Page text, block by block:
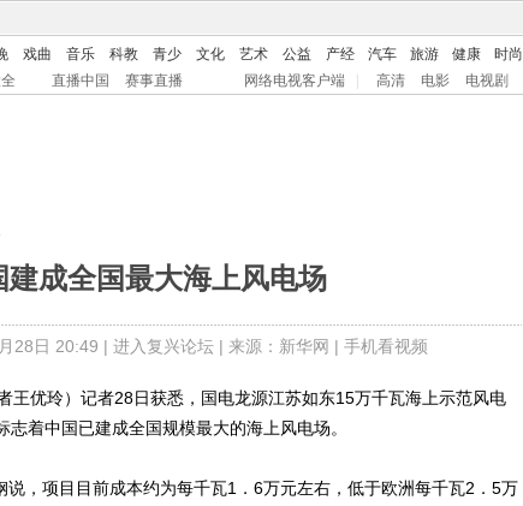
戏曲 音乐 科教 青少 文化 艺术 公益 产经 汽车 旅游 健康 时尚
直播中国 赛事直播 网络电视客户端 高清 电影 电视剧
建成全国最大海上风电场
28日 20:49 | 进入复兴论坛| 来源：新华网 | 手机看视频
优玲）记者28日获悉，国电龙源江苏如东15万千瓦海上示范风电
着中国已建成全国规模最大的海上风电场。
，项目目前成本约为每千瓦1．6万元左右，低于欧洲每千瓦2．5万